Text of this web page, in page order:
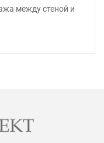
между стеной и